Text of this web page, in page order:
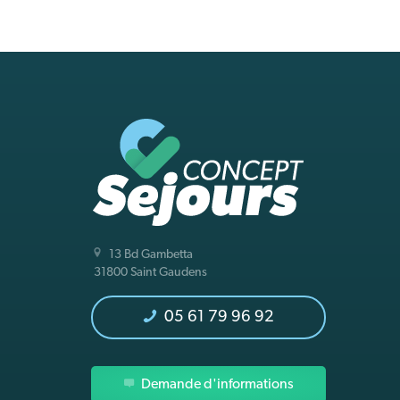
13 Bd Gambetta
31800 Saint Gaudens
05 61 79 96 92
Demande d'informations